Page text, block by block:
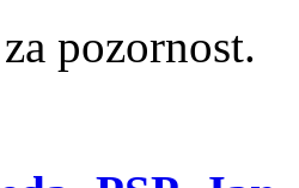
pozornost.